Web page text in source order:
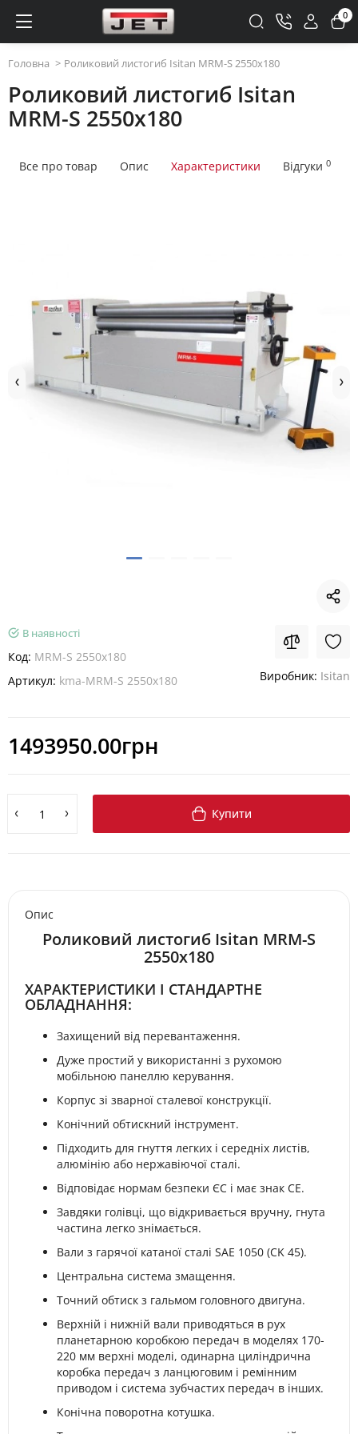
0
Головна Роликовий листогиб Isitan MRM-S 2550x180
Роликовий листогиб Isitan
MRM-S 2550x180
Все про товар Опис Характеристики Відгуки 0
В наявності
Код: MRM-S 2550x180
Артикул: kma-MRM-S 2550x180 Виробник: Isitan
1493950.00грн
Купити
Опис
Роликовий листогиб Isitan MRM-S
2550x180
ХАРАКТЕРИСТИКИ І СТАНДАРТНЕ
ОБЛАДНАННЯ:
Захищений від перевантаження.
Дуже простий у використанні з рухомою
мобільною панеллю керування.
Корпус зі зварної сталевої конструкції.
Конічний обтискний інструмент.
Підходить для гнуття легких і середніх листів,
алюмінію або нержавіючої сталі.
Відповідає нормам безпеки ЄС і має знак CE.
Завдяки голівці, що відкривається вручну, гнута
частина легко знімається.
Вали з гарячої катаної сталі SAE 1050 (CK 45).
Центральна система змащення.
Точний обтиск з гальмом головного двигуна.
Верхній і нижній вали приводяться в рух
планетарною коробкою передач в моделях 170-
220 мм верхні моделі, одинарна циліндрична
коробка передач з ланцюговим і ремінним
приводом і система зубчастих передач в інших.
Конічна поворотна котушка.